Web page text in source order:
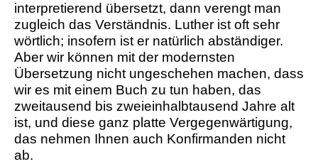
interpretierend übersetzt, dann verengt man
zugleich das Verständnis. Luther ist oft sehr
wörtlich; insofern ist er natürlich abständiger.
Aber wir können mit der modernsten
Übersetzung nicht ungeschehen machen, dass
wir es mit einem Buch zu tun haben, das
zweitausend bis zweieinhalbtausend Jahre alt
ist, und diese ganz platte Vergegenwärtigung,
das nehmen Ihnen auch Konfirmanden nicht
ab.